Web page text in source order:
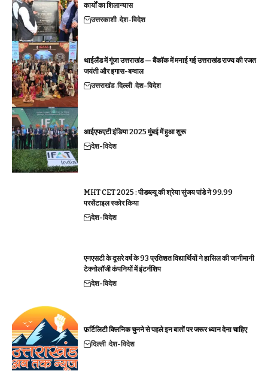
कार्यों का शिलान्यास
उत्तरकाशी देश-विदेश
थाईलैंड में गूंजा उत्तराखंड — बैंकॉक में मनाई गई उत्तराखंड राज्य की रजत
जयंती और इगास-बग्वाल
उत्तराखंड दिल्ली देश-विदेश
आईएफएटी इंडिया 2025 मुंबई में हुआ शुरू
देश-विदेश
MHT CET 2025 : पीडब्ल्यू की श्रेया सुंजय पांडे ने 99.99
परसेंटाइल स्कोर किया
देश-विदेश
एनएसटी के दूसरे वर्ष के 93 प्रतिशत विद्यार्थियों ने हासिल की जानीमानी
टेक्नोलॉजी कंपनियों में इंटर्नशिप
देश-विदेश
फ़र्टिलिटी क्लिनिक चुनने से पहले इन बातों पर जरूर ध्यान देना चाहिए
दिल्ली देश-विदेश